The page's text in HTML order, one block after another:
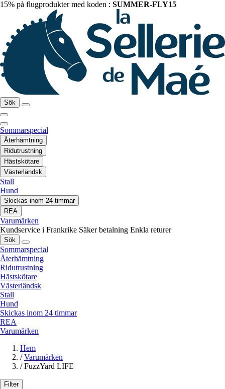
15% på flugprodukter med koden : SUMMER-FLY15
Sök
Sommarspecial
Återhämtning
Ridutrustning
Hästskötare
Västerländsk
Stall
Hund
Skickas inom 24 timmar
REA
Varumärken
Kundservice i Frankrike Säker betalning Enkla returer
Sök
Sommarspecial
Återhämtning
Ridutrustning
Hästskötare
Västerländsk
Stall
Hund
Skickas inom 24 timmar
REA
Varumärken
Hem
/ Varumärken
/ FuzzYard LIFE
Filter